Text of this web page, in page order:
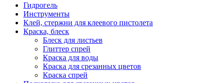
Гидрогель
Инструменты
Клей, стержни для клеевого пистолета
Краска, блеск
Блеск для листьев
Глиттер спрей
Краска для воды
Краска для срезанных цветов
Краска спрей